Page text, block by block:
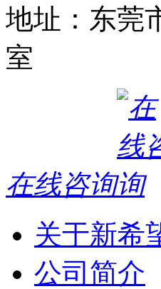
地址：东莞
室
在线咨询
关于新希
公司简介